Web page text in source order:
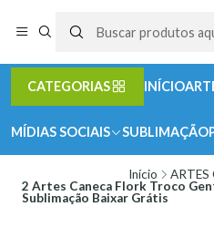
CATEGORIAS INÍCIO
MÍDIAS SOCIAIS SUBLIMAÇÃO
Início
ARTES
2 Artes Caneca Flork Troco
Sublimação Baixar Grátis